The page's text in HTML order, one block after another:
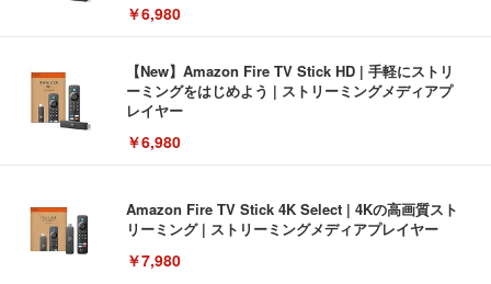
￥6,980
【New】Amazon Fire TV Stick HD | 手軽にストリ
ーミングをはじめよう | ストリーミングメディアプ
レイヤー
￥6,980
Amazon Fire TV Stick 4K Select | 4Kの高画質スト
リーミング | ストリーミングメディアプレイヤー
￥7,980